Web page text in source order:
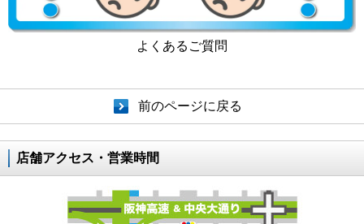
よくあるご質問
前のページに戻る
店舗アクセス・営業時間